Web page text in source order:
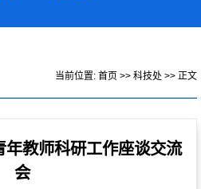
当前位置: 首页 >> 科技处 >> 正文
年教师科研工作座谈交流
会